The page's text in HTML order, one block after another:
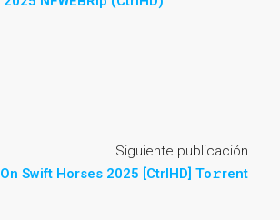
Siguiente publicación
On Swift Horses 2025 [CtrlHD] To𝚛rent